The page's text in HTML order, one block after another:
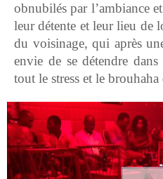
obnubilés par l’ambiance
leur détente et leur lieu de
du voisinage, qui après
envie de se détendre
tout le stress et le